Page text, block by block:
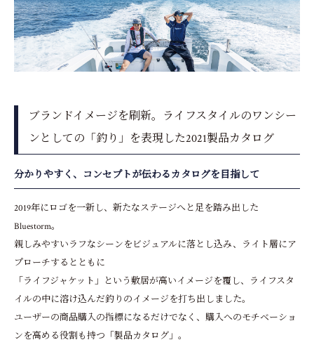
ブランドイメージを刷新。ライフスタイルのワンシー
ンとしての「釣り」を表現した2021製品カタログ
分かりやすく、コンセプトが伝わるカタログを目指して
2019年にロゴを一新し、新たなステージへと足を踏み出した
Bluestorm。
親しみやすいラフなシーンをビジュアルに落とし込み、ライト層にア
プローチするとともに
「ライフジャケット」という敷居が高いイメージを覆し、ライフスタ
イルの中に溶け込んだ釣りのイメージを打ち出しました。
ユーザーの商品購入の指標になるだけでなく、購入へのモチベーショ
ンを高める役割も持つ「製品カタログ」。